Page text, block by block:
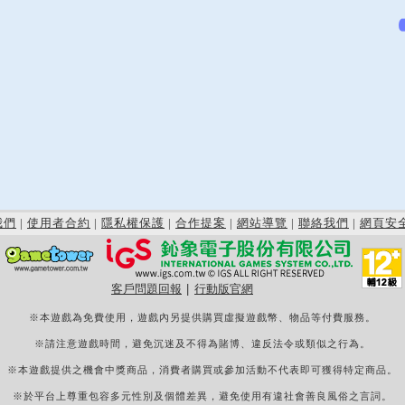
們 | 使用者合約 | 隱私權保護 | 合作提案 | 網站導覽 | 聯絡我們 | 網頁安
客戶問題回報 行動版官網
※本遊戲為免費使用，遊戲內另提供購買虛擬遊戲幣、物品等付費服務。
※請注意遊戲時間，避免沉迷及不得為賭博、違反法令或類似之行為。
※本遊戲提供之機會中獎商品，消費者購買或參加活動不代表即可獲得特定商品。
※於平台上尊重包容多元性別及個體差異，避免使用有違社會善良風俗之言詞。